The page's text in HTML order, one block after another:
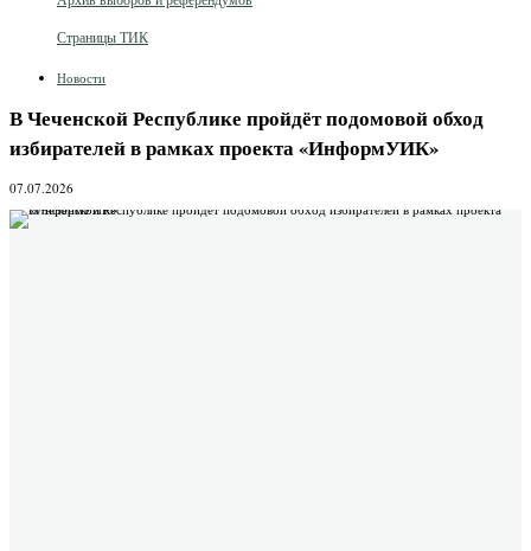
Страницы ТИК
Новости
В Чеченской Республике пройдёт подомовой обход
избирателей в рамках проекта «ИнформУИК»
07.07.2026